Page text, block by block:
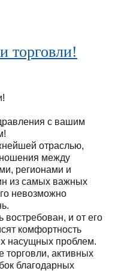
торговли!
с вашим
отраслью,
между
регионами и
из самых важных
невозможно
востребован, и от его
комфортность
насущных проблем.
торговли, активных
благодарных